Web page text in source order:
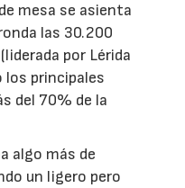
mesa se asienta
las 30.200
por Lérida
los principales
del 70% de la
algo más de
un ligero pero